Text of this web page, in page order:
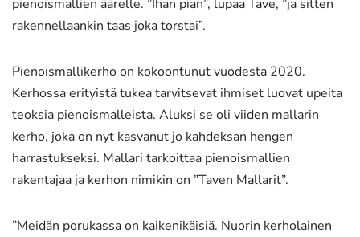
pienoismallien äärelle. ”Ihan pian”, lupaa Tave, ”ja sitten
rakennellaankin taas joka torstai”.
Pienoismallikerho on kokoontunut vuodesta 2020.
Kerhossa erityistä tukea tarvitsevat ihmiset luovat upeita
teoksia pienoismalleista. Aluksi se oli viiden mallarin
kerho, joka on nyt kasvanut jo kahdeksan hengen
harrastukseksi. Mallari tarkoittaa pienoismallien
rakentajaa ja kerhon nimikin on ”Taven Mallarit”.
”Meidän porukassa on kaikenikäisiä. Nuorin kerholainen